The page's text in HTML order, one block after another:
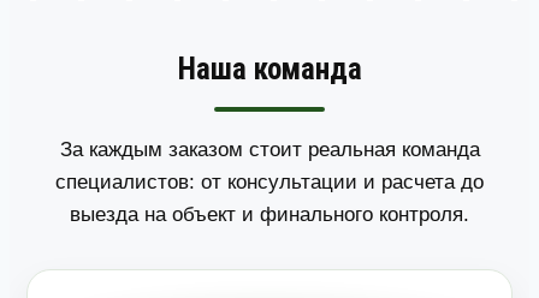
Наша команда
За каждым заказом стоит реальная команда
специалистов: от консультации и расчета до
выезда на объект и финального контроля.